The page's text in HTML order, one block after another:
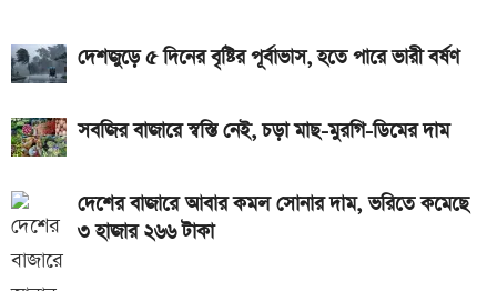
দেশজুড়ে ৫ দিনের বৃষ্টির পূর্বাভাস, হতে পারে ভারী বর্ষণ
সবজির বাজারে স্বস্তি নেই, চড়া মাছ-মুরগি-ডিমের দাম
দেশের বাজারে আবার কমল সোনার দাম, ভরিতে কমেছে
৩ হাজার ২৬৬ টাকা